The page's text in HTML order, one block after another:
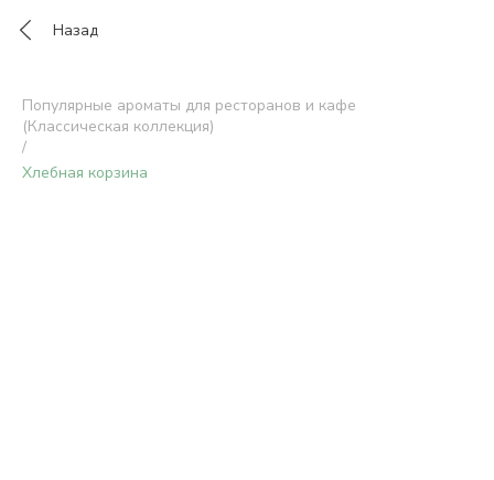
Назад
Популярные ароматы для ресторанов и кафе
(Классическая коллекция)
/
Хлебная корзина